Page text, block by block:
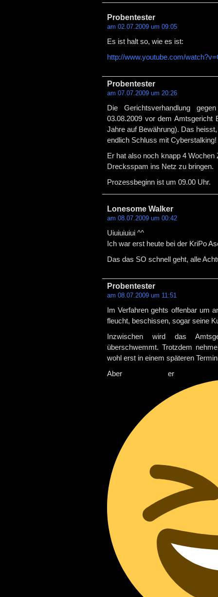
Probentester
am 02.07.2009 um 09:05
Es ist halt so, wie es ist:
http://www.youtube.com/
Probentester
am 07.07.2009 um 20:26
Die Gerichtsverhandlung
03.08.2009 vor dem
Jahre auf Bewährung). Das
endlich Schluss mit Cyberstalking!
Er hat also noch knapp 4
Drecksspam ins Netz zu bringen.
Prozessbeginn ist um 09.00 Uhr.
Lonesome Walker
am 08.07.2009 um 00:42
Uiuiuiuiui ^^
Ich war erst heute bei der KriPo
Das das SO schnell geht, alle
Probentester
am 08.07.2009 um 11:51
Im Verfahren gehts offenbar um
fleucht, beschissen, sogar seine
Inzwischen wird das
überschwemmt. Trotzdem
wohl erst in einem späteren
Aber er ist